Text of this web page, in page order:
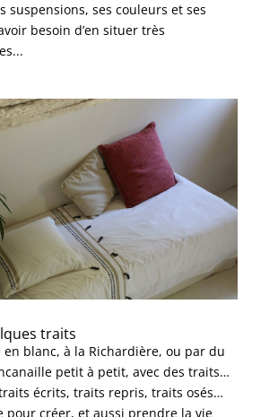
suspensions, ses couleurs et ses
besoin d’en situer très
traits
en blanc, à la Richardière, ou par du
petit à petit, avec des traits…
écrits, traits repris, traits osés…
pour créer, et aussi prendre la vie